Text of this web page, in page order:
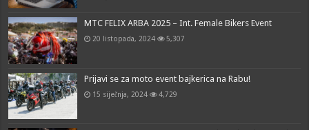
MTC FELIX ARBA 2025 – Int. Female Bikers Event
20 listopada, 2024 5,307
Prijavi se za moto event bajkerica na Rabu!
15 siječnja, 2024 4,729